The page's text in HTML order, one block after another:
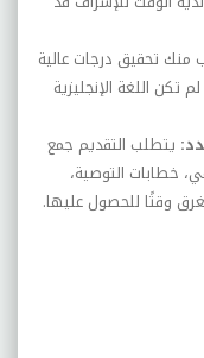
تحقيق درجات عالية
تكن اللغة الإنجليزية
: يتطلب التقديم جمع
خطابات التوصية،
وقتًا للحصول عليها.